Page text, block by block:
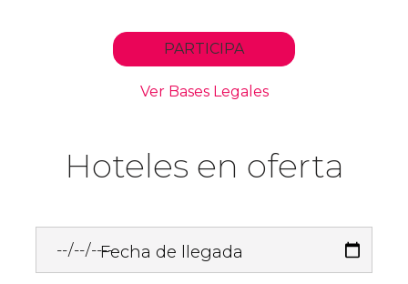
Hoteles en oferta
Fecha de llegada